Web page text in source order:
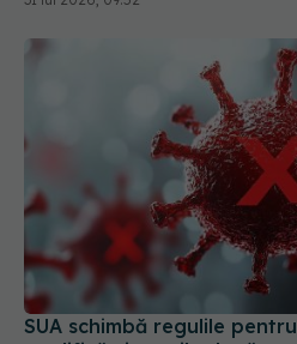
SUA schimbă regulile
modifică virusurile după
COVID-19
29 iul 2026, 20:52